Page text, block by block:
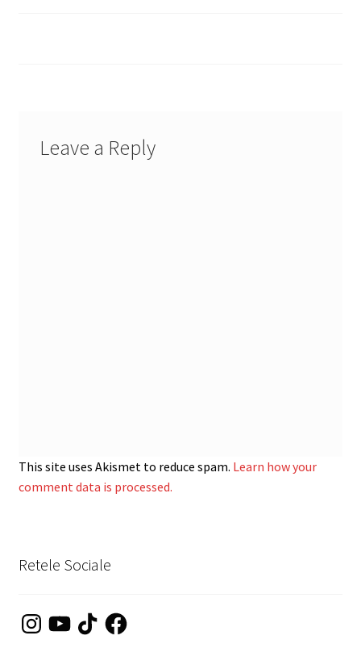
Leave a Reply
This site uses Akismet to reduce spam. Learn how your
comment data is processed.
Retele Sociale
InstagramYouTubeTikTokFacebook